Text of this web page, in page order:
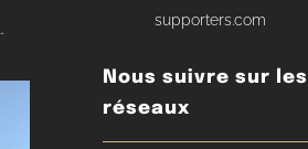
supporters.com
Nous suivre sur les
réseaux